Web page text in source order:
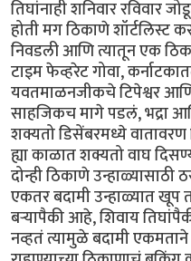
तिघांनाही शनिवार रविवार
होती मग ठिकाणे शॉर्टलिस्ट
निवडली आणि त्यातून एक
टाइम फेव्हरेट गोवा,
यवतमाळनजीकचे टिपेश्वर
साहजिकच मागे पडलं, भद्रा
शक्यतो डिसेंबरमध्ये
ह्या काळात शक्यतो वाघ
दोन्ही ठिकाणे
एकतर बदामी उन्हाळ्यात खूप
बर्‍यापैकी आहे, शिवाय
नव्हतं त्यामुळे बदामी